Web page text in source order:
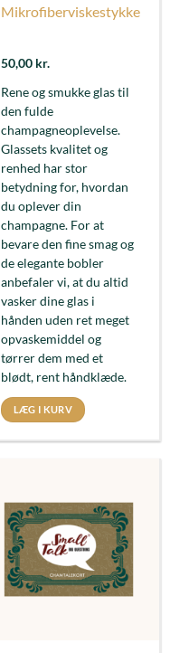
Mikrofiberviskestykke
50,00 kr.
Rene og smukke glas til
den fulde
champagneoplevelse.
Glassets kvalitet og
renhed har stor
betydning for, hvordan
du oplever din
champagne. For at
bevare den fine smag og
de elegante bobler
anbefaler vi, at du altid
vasker dine glas i
hånden uden ret meget
opvaskemiddel og
tørrer dem med et
blødt, rent håndklæde.
LÆG I KURV